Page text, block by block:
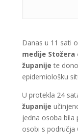
Danas u 11 sati
medije
županije te
epidemiološku
U protekla 24
županije
jedna osoba bila
osobi s područja